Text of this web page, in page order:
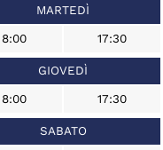
MARTEDÌ
8:00 17:30
GIOVEDÌ
8:00 17:30
SABATO